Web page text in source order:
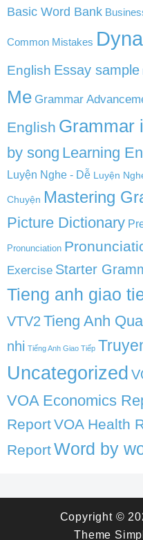
Basic Word Bank
Common Mistakes
English Essay sample
Me Grammar
English Grammar
by song Learning
Luyện Nghe - Dễ Luyện
Chuyện Mastering
Picture Dictionary
Pronunciation
Exercise Starter
Tieng anh giao
VTV2 Tieng Anh
nhi Tiếng Anh Giao Tiếp
Uncategorized
VOA Economics
ReportVOA Health
ReportWord by
Copyright ©
Theme